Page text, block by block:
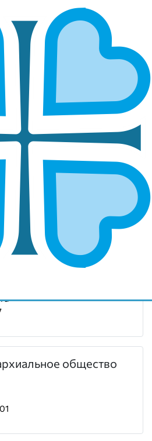
ВОЛЬСКАЯ
САРАТОВСКАЯ И ВОЛЬСКАЯ
Саратовский и
епархии
общество